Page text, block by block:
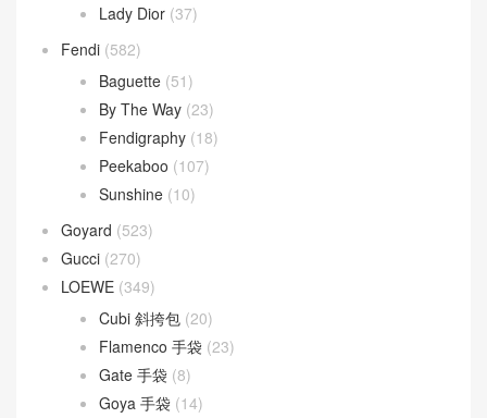
Lady Dior (37)
Fendi (582)
Baguette (51)
By The Way (23)
Fendigraphy (18)
Peekaboo (107)
Sunshine (10)
Goyard (523)
Gucci (270)
LOEWE (349)
Cubi 斜挎包 (20)
Flamenco 手袋 (23)
Gate 手袋 (8)
Goya 手袋 (14)